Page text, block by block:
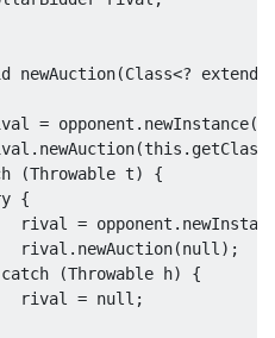
newAuction(Class<?
extends
= opponent . newInstance
. newAuction(this . getClass
(Throwable t)
{
{
rival
= opponent .
rival
. newAuction(null );
catch (Throwable h)
{
rival
= null ;